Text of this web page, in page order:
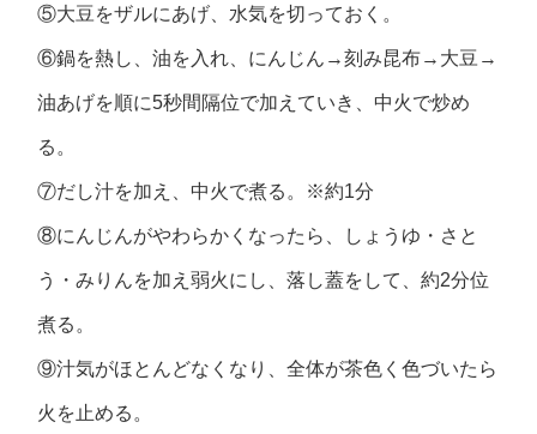
⑤大豆をザルにあげ、水気を切っておく。
⑥鍋を熱し、油を入れ、にんじん→刻み昆布→大豆→
油あげを順に5秒間隔位で加えていき、中火で炒め
る。
⑦だし汁を加え、中火で煮る。※約1分
⑧にんじんがやわらかくなったら、しょうゆ・さと
う・みりんを加え弱火にし、落し蓋をして、約2分位
煮る。
⑨汁気がほとんどなくなり、全体が茶色く色づいたら
火を止める。